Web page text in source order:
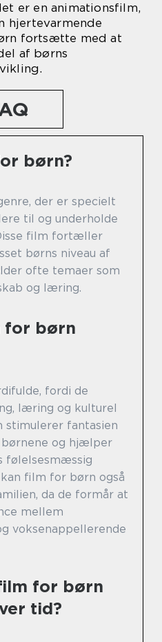
er en animationsfilm,
hjertevarmende
fortsætte med at
af børns
børn?
der er specielt
til og underholde
film fortæller
børns niveau af
ofte temaer som
og læring.
for børn
fordi de
læring og kulturel
stimulerer fantasien
og hjælper
følelsesmæssig
film for børn også
da de formår at
mellem
voksenappellerende
for børn
tid?